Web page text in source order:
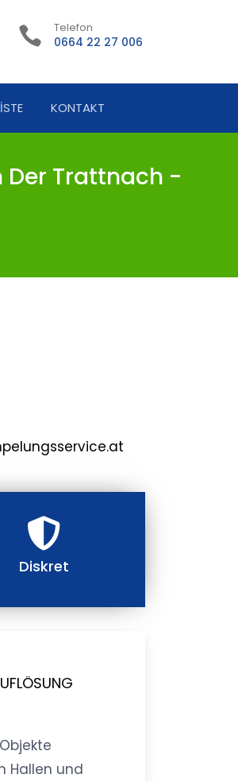
Telefon
0664 22 27 006
KONTAKT
Der Trattnach -
Diskret
Hallen und